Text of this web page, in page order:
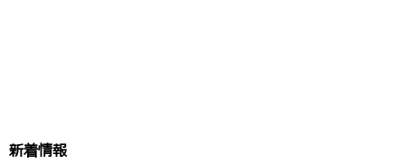
新着情報